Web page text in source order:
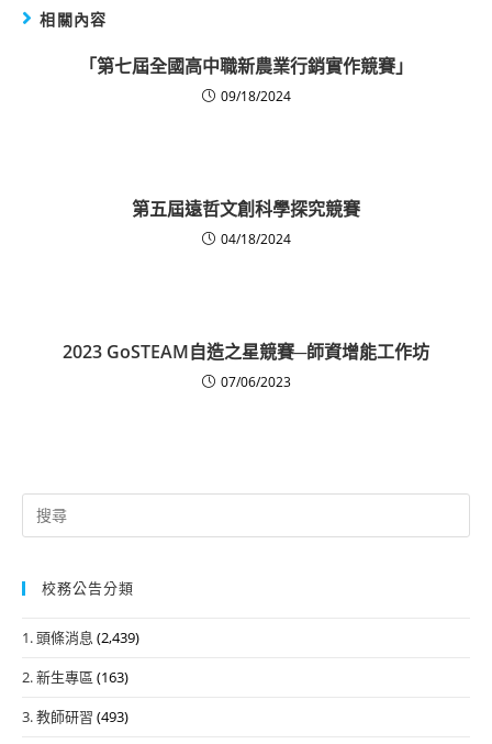
相關內容
「第七屆全國高中職新農業行銷實作競賽」
09/18/2024
第五屆遠哲文創科學探究競賽
04/18/2024
2023 GoSTEAM自造之星競賽─師資增能工作坊
07/06/2023
Search
for:
校務公告分類
1. 頭條消息 (2,439)
2. 新生專區 (163)
3. 教師研習 (493)